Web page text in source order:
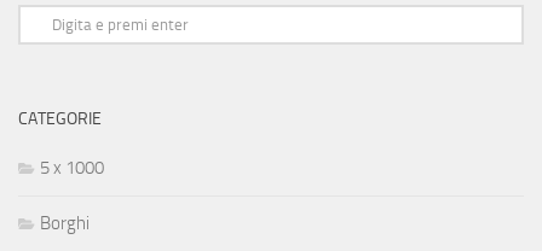
CATEGORIE
5 x 1000
Borghi